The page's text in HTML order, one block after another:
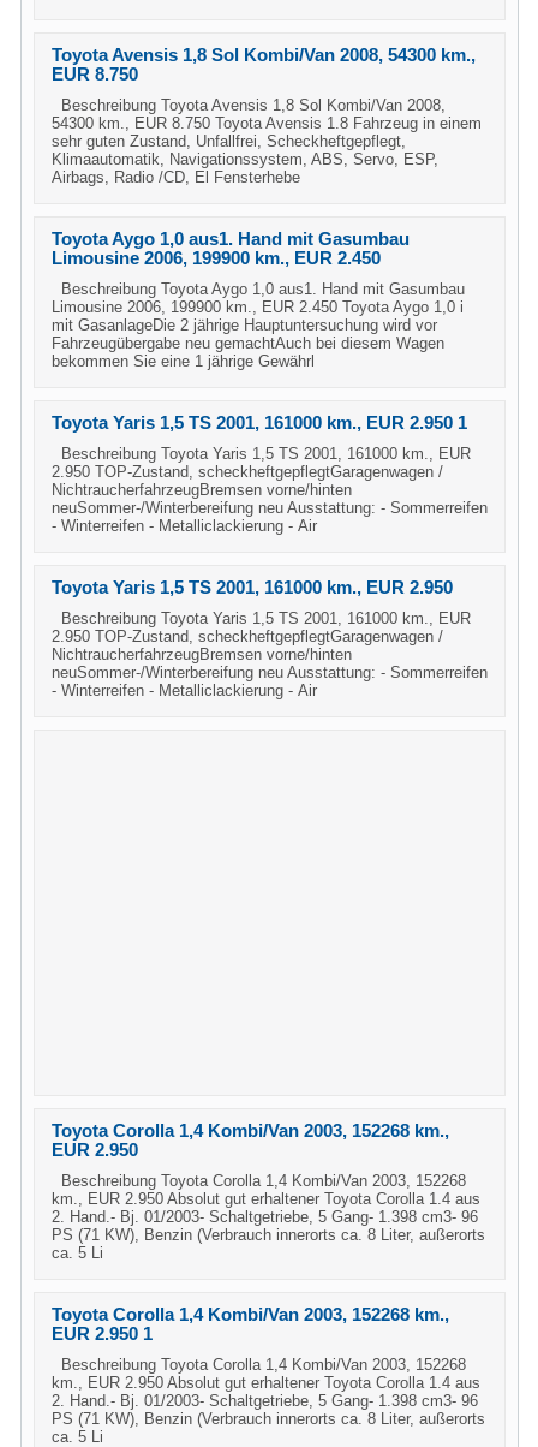
Toyota Avensis 1,8 Sol Kombi/Van 2008, 54300 km.,
EUR 8.750
Beschreibung Toyota Avensis 1,8 Sol Kombi/Van 2008,
54300 km., EUR 8.750 Toyota Avensis 1.8 Fahrzeug in einem
sehr guten Zustand, Unfallfrei, Scheckheftgepflegt,
Klimaautomatik, Navigationssystem, ABS, Servo, ESP,
Airbags, Radio /CD, El Fensterhebe
Toyota Aygo 1,0 aus1. Hand mit Gasumbau
Limousine 2006, 199900 km., EUR 2.450
Beschreibung Toyota Aygo 1,0 aus1. Hand mit Gasumbau
Limousine 2006, 199900 km., EUR 2.450 Toyota Aygo 1,0 i
mit GasanlageDie 2 jährige Hauptuntersuchung wird vor
Fahrzeugübergabe neu gemachtAuch bei diesem Wagen
bekommen Sie eine 1 jährige Gewährl
Toyota Yaris 1,5 TS 2001, 161000 km., EUR 2.950 1
Beschreibung Toyota Yaris 1,5 TS 2001, 161000 km., EUR
2.950 TOP-Zustand, scheckheftgepflegtGaragenwagen /
NichtraucherfahrzeugBremsen vorne/hinten
neuSommer-/Winterbereifung neu Ausstattung: - Sommerreifen
- Winterreifen - Metalliclackierung - Air
Toyota Yaris 1,5 TS 2001, 161000 km., EUR 2.950
Beschreibung Toyota Yaris 1,5 TS 2001, 161000 km., EUR
2.950 TOP-Zustand, scheckheftgepflegtGaragenwagen /
NichtraucherfahrzeugBremsen vorne/hinten
neuSommer-/Winterbereifung neu Ausstattung: - Sommerreifen
- Winterreifen - Metalliclackierung - Air
Toyota Corolla 1,4 Kombi/Van 2003, 152268 km.,
EUR 2.950
Beschreibung Toyota Corolla 1,4 Kombi/Van 2003, 152268
km., EUR 2.950 Absolut gut erhaltener Toyota Corolla 1.4 aus
2. Hand.- Bj. 01/2003- Schaltgetriebe, 5 Gang- 1.398 cm3- 96
PS (71 KW), Benzin (Verbrauch innerorts ca. 8 Liter, außerorts
ca. 5 Li
Toyota Corolla 1,4 Kombi/Van 2003, 152268 km.,
EUR 2.950 1
Beschreibung Toyota Corolla 1,4 Kombi/Van 2003, 152268
km., EUR 2.950 Absolut gut erhaltener Toyota Corolla 1.4 aus
2. Hand.- Bj. 01/2003- Schaltgetriebe, 5 Gang- 1.398 cm3- 96
PS (71 KW), Benzin (Verbrauch innerorts ca. 8 Liter, außerorts
ca. 5 Li